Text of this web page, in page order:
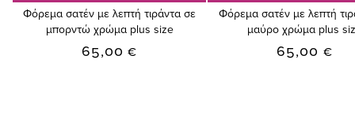
Φόρεμα σατέν με λεπτή τιράντα σε
μπορντώ χρώμα plus size
65,00 €
Φόρεμα σατέν με λεπτή
μαύρο χρώμα plus
65,00 €